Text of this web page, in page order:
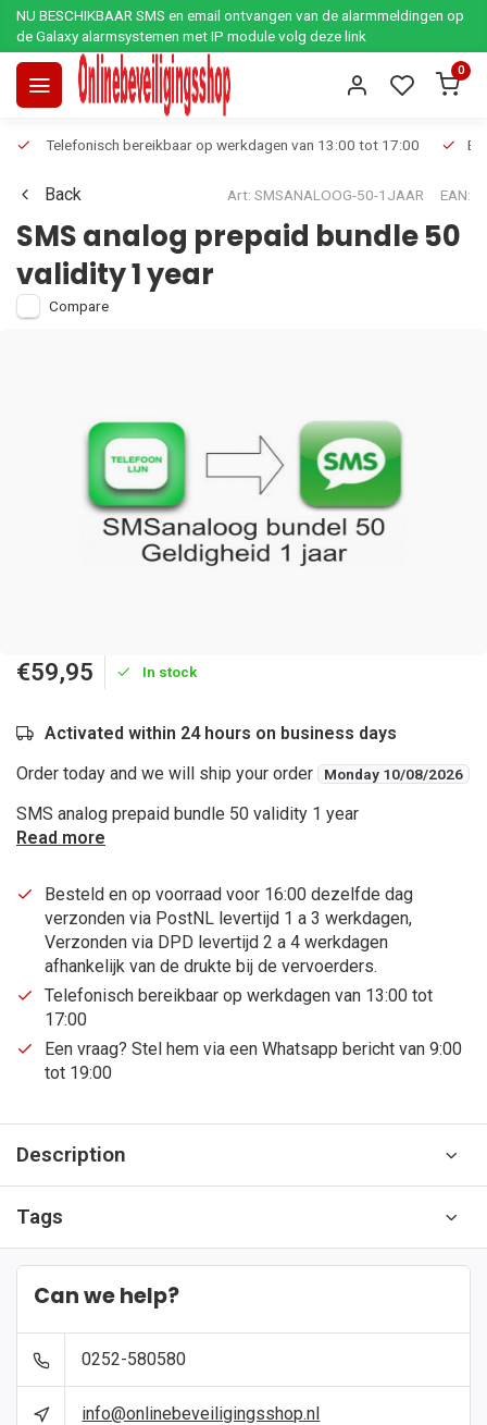
NU BESCHIKBAAR SMS en email ontvangen van de alarmmeldingen op
de Galaxy alarmsystemen met IP module volg deze link
0
Telefonisch bereikbaar op werkdagen van 13:00 tot 17:00
Back Art: SMSANALOOG-50-1JAAR EAN:
SMS analog prepaid bundle 50
validity 1 year
Compare
€59,95 In stock
Activated within 24 hours on business days
Order today and we will ship your order
Monday 10/08/2026
SMS analog prepaid bundle 50 validity 1 year
Read more
Besteld en op voorraad voor 16:00 dezelfde dag
verzonden via PostNL levertijd 1 a 3 werkdagen,
Verzonden via DPD levertijd 2 a 4 werkdagen
afhankelijk van de drukte bij de vervoerders.
Telefonisch bereikbaar op werkdagen van 13:00 tot
17:00
Een vraag? Stel hem via een Whatsapp bericht van 9:00
tot 19:00
Description
Tags
Can we help?
0252-580580
info@onlinebeveiligingsshop.nl